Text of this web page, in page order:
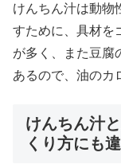
けんちん汁は動物
すために、具材を
が多く、また豆腐
あるので、油のカ
けんちん汁
くり方にも